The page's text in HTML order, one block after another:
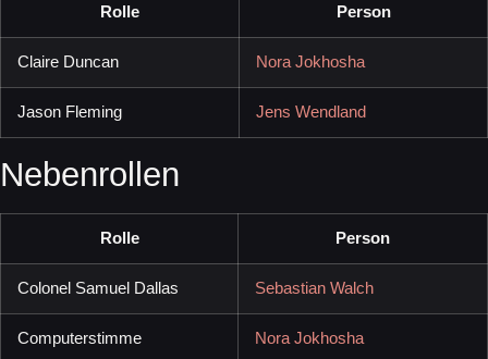
Rolle Person
Claire Duncan Nora Jokhosha
Jason Fleming Jens Wendland
Nebenrollen
Rolle Person
Colonel Samuel Dallas Sebastian Walch
Computerstimme Nora Jokhosha